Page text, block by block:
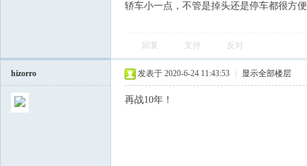
轿车小一点，不管是掉头还是停车都很方
回复 支持 反对
hizorro 发表于 2020-6-24 11:43:53 显示全部楼层
再战10年！